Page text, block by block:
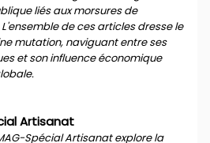
liés aux morsures de
de ces articles dresse le
mutation, naviguant entre ses
et son influence économique
Artisanat
Spécial Artisanat explore la